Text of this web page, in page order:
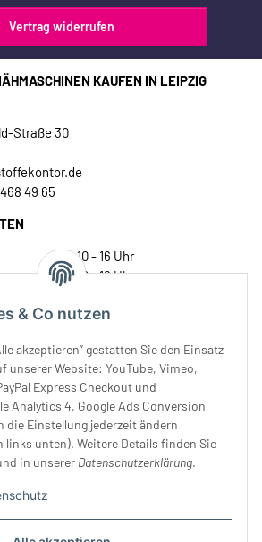
& Co nutzen
akzeptieren“ gestatten Sie den Einsatz
unserer Website: YouTube, Vimeo,
Express Checkout und
Analytics 4, Google Ads Conversion
die Einstellung jederzeit ändern
unten). Weitere Details finden Sie
in unserer Datenschutzerklärung.
Vertrag widerrufen
KAUFEN IN LEIPZIG
Straße 30
49 65
10 - 16 Uhr
10 - 16 Uhr
10 - 18 Uhr
10 - 14 Uhr